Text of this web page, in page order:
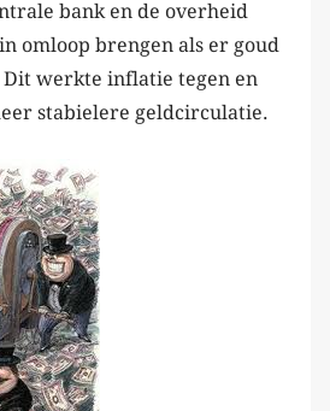
bank en de overheid
omloop brengen als er goud
Dit werkte inflatie tegen en
stabielere geldcirculatie.